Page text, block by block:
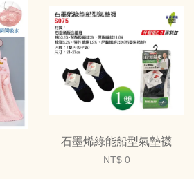
石墨烯綠能船型氣墊襪
NT$ 0